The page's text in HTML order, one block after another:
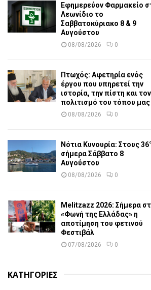
Εφημερεύον Φαρμακείο
Λεωνίδιο το
Σαββατοκύριακο 8 & 9
Αυγούστου
08/08/2026 0
Πτωχός: Αφετηρία ενός
έργου που υπηρετεί την
ιστορία, την πίστη και τον
πολιτισμό του τόπου μας
08/08/2026 0
Νότια Κυνουρία: Στους
σήμερα Σάββατο 8
Αυγούστου
08/08/2026 0
Melitzazz 2026: Σήμερα
«Φωνή της Ελλάδας» η
αποτίμηση του φετινού
Φεστιβάλ
07/08/2026 0
ΚΑΤΗΓΟΡΙΕΣ